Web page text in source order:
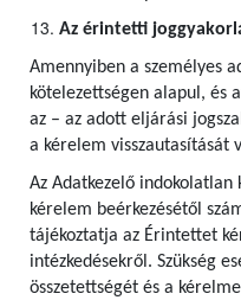
Az érintetti
Amennyiben a személyes
kötelezettségen alapul, és
az – az adott eljárási
a kérelem visszautasítását
Az Adatkezelő
kérelem beérkezésétől
tájékoztatja az Érintettet
intézkedésekről. Szükség
összetettségét és a